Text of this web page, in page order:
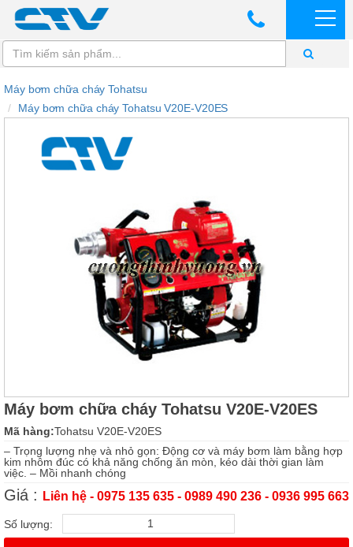
Máy bơm chữa cháy Tohatsu
Máy bơm chữa cháy Tohatsu V20E-V20ES
Máy bơm chữa cháy Tohatsu V20E-V20ES
Mã hàng:Tohatsu V20E-V20ES
– Trọng lượng nhẹ và nhỏ gọn: Động cơ và máy bơm làm bằng hợp
kim nhôm đúc có khả năng chống ăn mòn, kéo dài thời gian làm
việc. – Mồi nhanh chóng
Giá : Liên hệ - 0975 135 635 - 0989 490 236 - 0936 995 663
Số lượng: